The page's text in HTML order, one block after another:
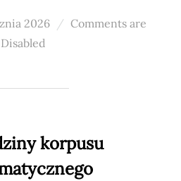
2026
Comments are
Disabled
korpusu